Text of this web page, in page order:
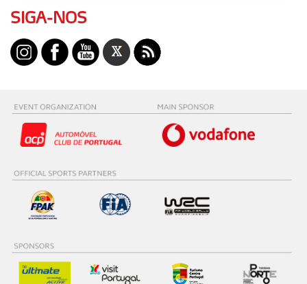
Adicionalmente partilhamos informação, relativa à sua
utilização do nosso site de publicidade e de análise, com
parceiros e organizações na UE e em países terceiros.
consentimento e quando tal se afigure estritamente
necessário no contexto dos serviços a prestar.
tecnologias similares pode ter impacto na sua
experiência de navegação no Website e nos serviços
disponibilizados.
SIGA-NOS